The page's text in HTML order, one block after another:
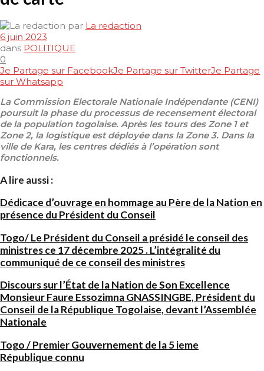
par La redaction
6 juin 2023
dans POLITIQUE
0
Je Partage sur FacebookJe Partage sur TwitterJe Partage
sur Whatsapp
La Commission Electorale Nationale Indépendante (CENI)
poursuit la phase du processus de recensement électoral
de la population togolaise. Après les tours des Zone 1 et
Zone 2, la logistique est déployée dans la Zone 3. Dans la
ville de Kara, les centres dédiés à l’opération sont
fonctionnels.
A lire aussi :
Dédicace d’ouvrage en hommage au Père de la Nation en
présence du Président du Conseil
Togo/ Le Président du Conseil a présidé le conseil des
ministres ce 17 décembre 2025 . L’intégralité du
communiqué de ce conseil des ministres
Discours sur l’État de la Nation de Son Excellence
Monsieur Faure Essozimna GNASSINGBE, Président du
Conseil de la République Togolaise, devant l’Assemblée
Nationale
Togo / Premier Gouvernement de la 5 ieme
République connu